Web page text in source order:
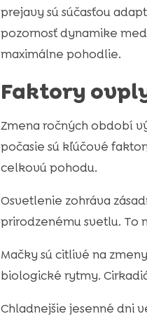
prejavy sú súčasťou
pozornosť dynamike
maximálne pohodlie.
Faktory
Zmena ročných období
počasie sú kľúčové
celkovú pohodu.
Osvetlenie zohráva
prirodzenému svetlu. To
Mačky sú citlivé na
biologické rytmy.
Chladnejšie jesenné dni